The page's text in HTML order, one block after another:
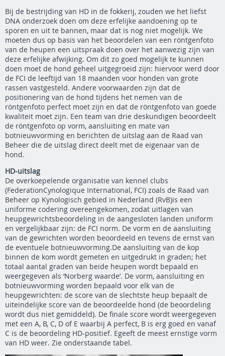
Bij de bestrijding van HD in de fokkerij, zouden we het liefst
DNA onderzoek doen om deze erfelijke aandoening op te
sporen en uit te bannen, maar dat is nog niet mogelijk. We
moeten dus op basis van het beoordelen van een röntgenfoto
van de heupen een uitspraak doen over het aanwezig zijn van
deze erfelijke afwijking. Om dit zo goed mogelijk te kunnen
doen moet de hond geheel uitgegroeid zijn: hiervoor werd door
de FCI de leeftijd van 18 maanden voor honden van grote
rassen vastgesteld. Andere voorwaarden zijn dat de
positionering van de hond tijdens het nemen van de
röntgenfoto perfect moet zijn en dat de röntgenfoto van goede
kwaliteit moet zijn. Een team van drie deskundigen beoordeelt
de röntgenfoto op vorm, aansluiting en mate van
botnieuwvorming en berichten de uitslag aan de Raad van
Beheer die de uitslag direct deelt met de eigenaar van de
hond.
HD-uitslag
De overkoepelende organisatie van kennel clubs
(FederationCynologique International, FCI) zoals de Raad van
Beheer op Kynologisch gebied in Nederland (RvB)is een
uniforme codering overeengekomen, zodat uitlagen van
heupgewrichtsbeoordeling in de aangesloten landen uniform
en vergelijkbaar zijn: de FCI norm. De vorm en de aansluiting
van de gewrichten worden beoordeeld en tevens de ernst van
de eventuele botnieuwvorming.De aansluiting van de kop
binnen de kom wordt gemeten en uitgedrukt in graden; het
totaal aantal graden van beide heupen wordt bepaald en
weergegeven als ‘Norberg waarde’. De vorm, aansluiting en
botnieuwvorming worden bepaald voor elk van de
heupgewrichten: de score van de slechtste heup bepaalt de
uiteindelijke score van de beoordeelde hond (de beoordeling
wordt dus niet gemiddeld). De finale score wordt weergegeven
met een A, B, C, D of E waarbij A perfect, B is erg goed en vanaf
C is de beoordeling HD-positief. Egeeft de meest ernstige vorm
van HD weer. Zie onderstaande tabel.